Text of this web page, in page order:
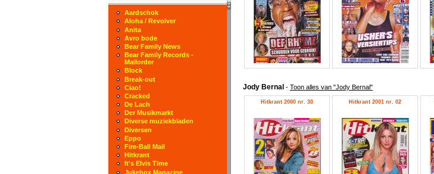
Jody Bernal - Toon alles van "Jody Bernal"
Hitkrant 2000 nr. 30 Hitkrant 2001 nr. 02
Aardschok
Aloha / Revolver
Anita
Avro bode
Bear Family News
Bear Family Records -
Mailorder
Block
Break-out
Ciao!
Cracked
De Lach
Der Musikmarkt
Diverse muziekbladen
Diversen
Eppo
Fire-Ball Mail
Hitkrant
It's Elvis Time
Jukebox Magazine